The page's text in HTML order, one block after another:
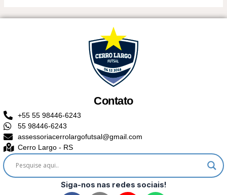
Contato
+55 55 98446-6243
55 98446-6243
assessoriacerrolargofutsal@gmail.com
Cerro Largo - RS
Siga-nos nas redes sociais!